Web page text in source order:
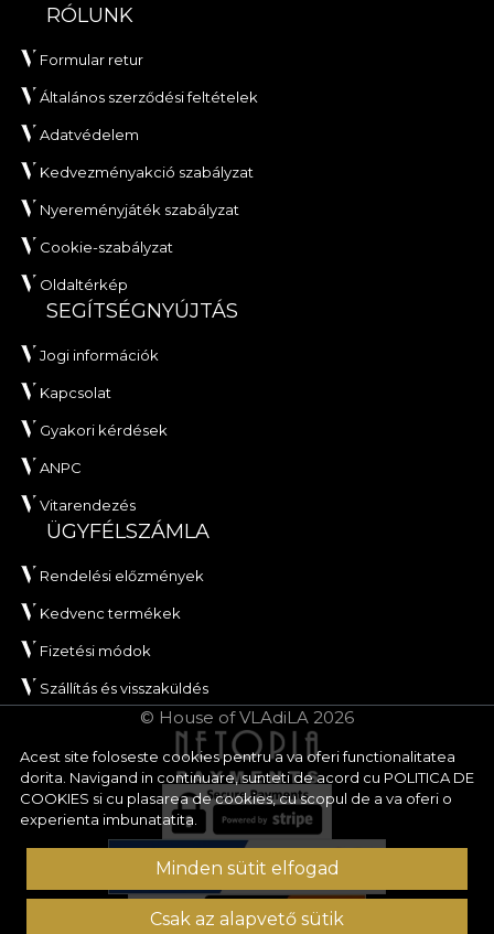
Acest site foloseste cookies pentru a va oferi functionalitatea
dorita. Navigand in continuare, sunteti de acord cu POLITICA DE
COOKIES si cu plasarea de cookies, cu scopul de a va oferi o
experienta imbunatatita.
Minden sütit elfogad
Csak az alapvető sütik
RÓLUNK
Formular retur
Általános szerződési feltételek
Adatvédelem
Kedvezményakció szabályzat
Nyereményjáték szabályzat
Cookie-szabályzat
Oldaltérkép
SEGÍTSÉGNYÚJTÁS
Jogi információk
Kapcsolat
Gyakori kérdések
ANPC
Vitarendezés
ÜGYFÉLSZÁMLA
Rendelési előzmények
Kedvenc termékek
Fizetési módok
Szállítás és visszaküldés
© House of VLAdiLA 2026